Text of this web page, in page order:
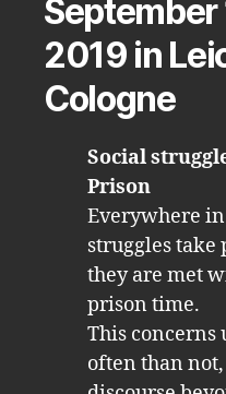
September
2019 in
Cologne
Social
Prison
Everywhere
struggles take
they are met
prison time.
This concerns
often than